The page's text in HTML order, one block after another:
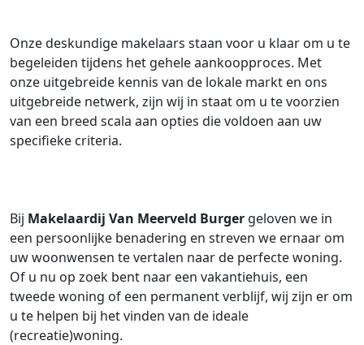
Onze deskundige makelaars staan voor u klaar om u te
begeleiden tijdens het gehele aankoopproces. Met
onze uitgebreide kennis van de lokale markt en ons
uitgebreide netwerk, zijn wij in staat om u te voorzien
van een breed scala aan opties die voldoen aan uw
specifieke criteria.
Bij Makelaardij Van Meerveld Burger geloven we in
een persoonlijke benadering en streven we ernaar om
uw woonwensen te vertalen naar de perfecte woning.
Of u nu op zoek bent naar een vakantiehuis, een
tweede woning of een permanent verblijf, wij zijn er om
u te helpen bij het vinden van de ideale
(recreatie)woning.